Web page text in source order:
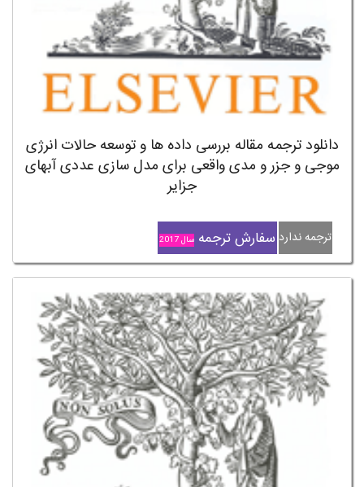
دانلود ترجمه مقاله بررسی داده ها و توسعه حالات انرژی
موجی و جزر و مدی واقعی برای مدل سازی عددی آبهای
جزایر
ترجمه ندارد سفارش ترجمه سال 2017